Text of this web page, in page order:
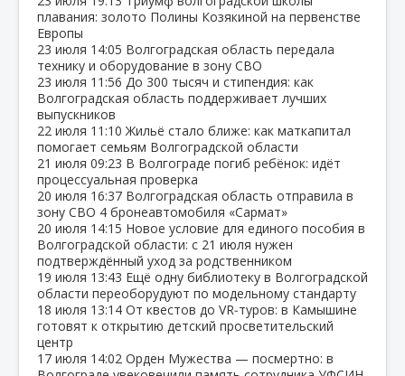
плавания: золото Полины Козякиной на первенстве
Европы
23 июля 14:05 Волгоградская область передала
технику и оборудование в зону СВО
23 июля 11:56 До 300 тысяч и стипендия: как
Волгоградская область поддерживает лучших
выпускников
22 июля 11:10 Жильё стало ближе: как маткапитал
помогает семьям Волгоградской области
21 июля 09:23 В Волгограде погиб ребёнок: идёт
процессуальная проверка
20 июля 16:37 Волгоградская область отправила в
зону СВО 4 бронеавтомобиля «Сармат»
20 июля 14:15 Новое условие для единого пособия в
Волгоградской области: с 21 июля нужен
подтверждённый уход за родственником
19 июля 13:43 Ещё одну библиотеку в Волгоградской
области переоборудуют по модельному стандарту
18 июля 13:14 От квестов до VR‑туров: в Камышине
готовят к открытию детский просветительский
центр
17 июля 14:02 Орден Мужества — посмертно: в